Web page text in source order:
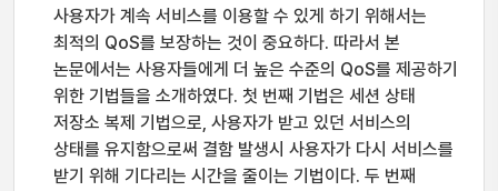
사용자가 계속 서비스를 이용할 수 있게 하기 위해서는
최적의 QoS를 보장하는 것이 중요하다. 따라서 본
논문에서는 사용자들에게 더 높은 수준의 QoS를 제공하기
위한 기법들을 소개하였다. 첫 번째 기법은 세션 상태
저장소 복제 기법으로, 사용자가 받고 있던 서비스의
상태를 유지함으로써 결함 발생시 사용자가 다시 서비스를
받기 위해 기다리는 시간을 줄이는 기법이다. 두 번째